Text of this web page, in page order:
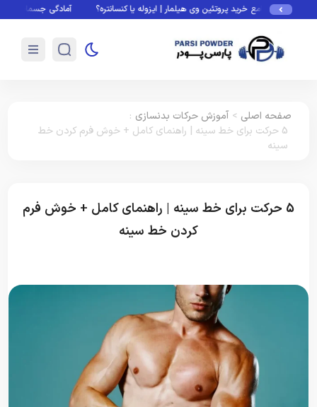
خرید پروتئین وی هیلمار | ایزوله یا کنسانتره؟ آمادگی جسمانی چیست؟
صفحه اصلی > آموزش حرکات بدنسازی :
5 حرکت برای خط سینه | راهنمای کامل + خوش فرم کردن خط
سینه
5 حرکت برای خط سینه | راهنمای کامل + خوش فرم
کردن خط سینه